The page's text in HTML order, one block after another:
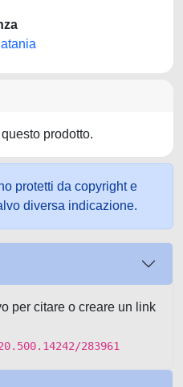
prodotto.
protetti da copyright e
diversa indicazione.
per citare o creare un link
283961